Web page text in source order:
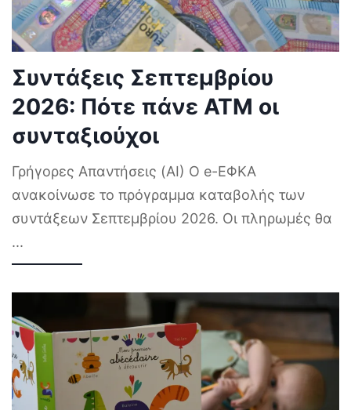
Συντάξεις Σεπτεμβρίου
2026: Πότε πάνε ΑΤΜ οι
συνταξιούχοι
Γρήγορες Απαντήσεις (AI) Ο e-ΕΦΚΑ
ανακοίνωσε το πρόγραμμα καταβολής των
συντάξεων Σεπτεμβρίου 2026. Οι πληρωμές θα
...